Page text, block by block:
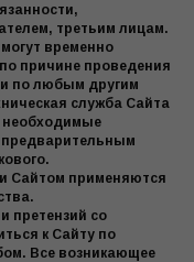
третьим лицам.
временно
причине проведения
по любым другим
служба Сайта
необходимые
Сайтом применяются
претензий со
к Сайту по
Все возникающее